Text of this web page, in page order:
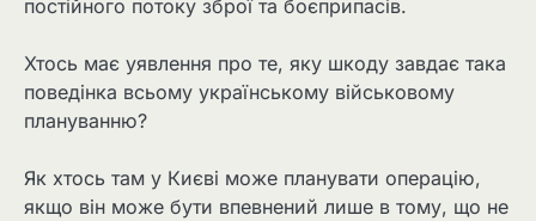
постійного потоку зброї та боєприпасів.
Хтось має уявлення про те, яку шкоду завдає така
поведінка всьому українському військовому
плануванню?
Як хтось там у Києві може планувати операцію,
якщо він може бути впевнений лише в тому, що не